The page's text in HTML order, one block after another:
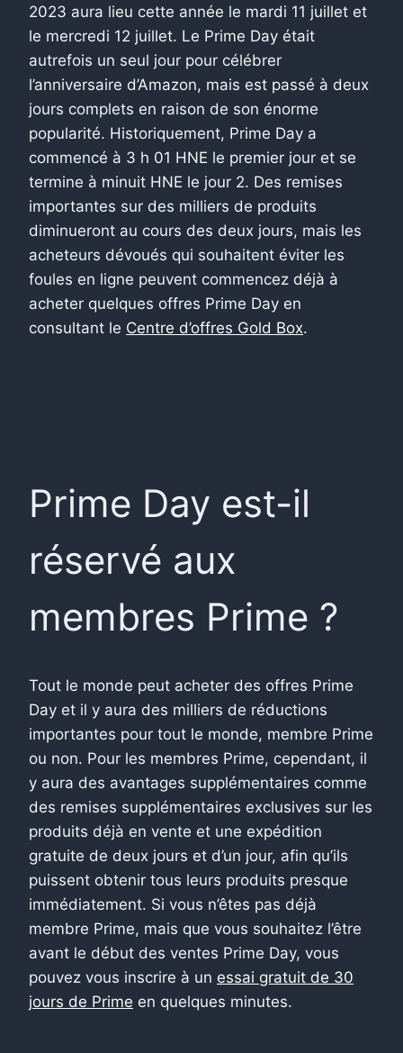
2023 aura lieu cette année le mardi 11 juillet et
le mercredi 12 juillet. Le Prime Day était
autrefois un seul jour pour célébrer
l’anniversaire d’Amazon, mais est passé à deux
jours complets en raison de son énorme
popularité. Historiquement, Prime Day a
commencé à 3 h 01 HNE le premier jour et se
termine à minuit HNE le jour 2. Des remises
importantes sur des milliers de produits
diminueront au cours des deux jours, mais les
acheteurs dévoués qui souhaitent éviter les
foules en ligne peuvent commencez déjà à
acheter quelques offres Prime Day en
consultant le Centre d’offres Gold Box.
Prime Day est-il
réservé aux
membres Prime ?
Tout le monde peut acheter des offres Prime
Day et il y aura des milliers de réductions
importantes pour tout le monde, membre Prime
ou non. Pour les membres Prime, cependant, il
y aura des avantages supplémentaires comme
des remises supplémentaires exclusives sur les
produits déjà en vente et une expédition
gratuite de deux jours et d’un jour, afin qu’ils
puissent obtenir tous leurs produits presque
immédiatement. Si vous n’êtes pas déjà
membre Prime, mais que vous souhaitez l’être
avant le début des ventes Prime Day, vous
pouvez vous inscrire à un essai gratuit de 30
jours de Prime en quelques minutes.